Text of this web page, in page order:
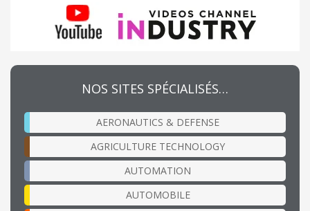
NOS SITES SPÉCIALISÉS…
AERONAUTICS & DEFENSE
AGRICULTURE TECHNOLOGY
AUTOMATION
AUTOMOBILE